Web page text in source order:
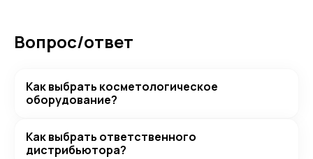
Вопрос/ответ
Как выбрать косметологическое
оборудование?
Как выбрать ответственного
дистрибьютора?